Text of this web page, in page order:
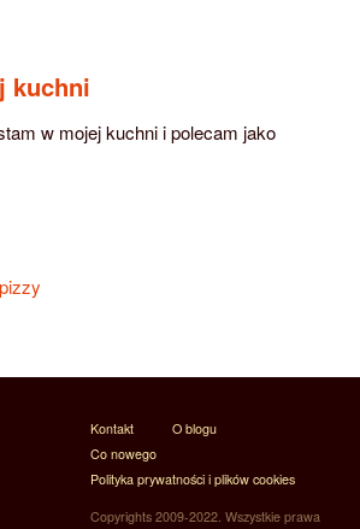
kuchni
w mojej kuchni i polecam jako
Kontakt
O blogu
Co nowego
Polityka prywatności i plików cookies
Copyrights 2009-2022. Wszystkie prawa